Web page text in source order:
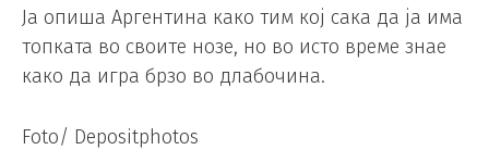
Ја опиша Аргентина како тим кој сака да ја има
топката во своите нозе, но во исто време знае
како да игра брзо во длабочина.
Foto/ Depositphotos